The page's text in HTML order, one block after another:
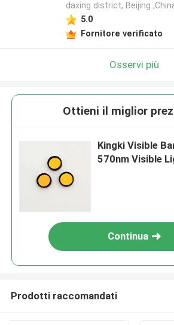
daxing district, Beijing
5.0
Fornitore verificato
Osservi più
Ottieni il miglior
Kingki Visible
570nm Visible
Continua
Prodotti raccomandati